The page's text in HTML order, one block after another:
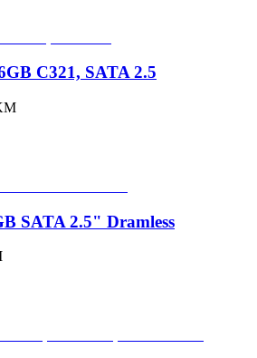
C321, SATA 2.5
SATA 2.5" Dramless